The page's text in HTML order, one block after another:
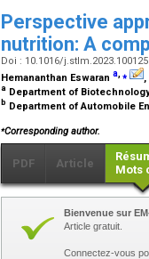
Perspective
nutrition: A
Doi : 10.1016/j.stlm.2023.100125
Hemananthan Eswaran a,⁎ ,
a Department of
b Department of Automobile
⁎Corresponding author.
PDF Article
Mots
Bienvenue sur
Article gratuit.
Connectez-vous